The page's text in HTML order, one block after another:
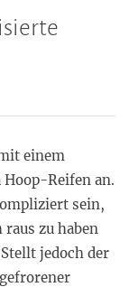
einem
Reifen an.
sein,
zu haben
jedoch der